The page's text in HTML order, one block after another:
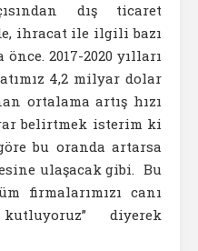
dış ticaret
ihracat ile ilgili bazı
2017-2020 yılları
4,2 milyar dolar
ortalama artış hızı
belirtmek isterim ki
bu oranda artarsa
ulaşacak gibi. Bu
firmalarımızı canı
diyerek